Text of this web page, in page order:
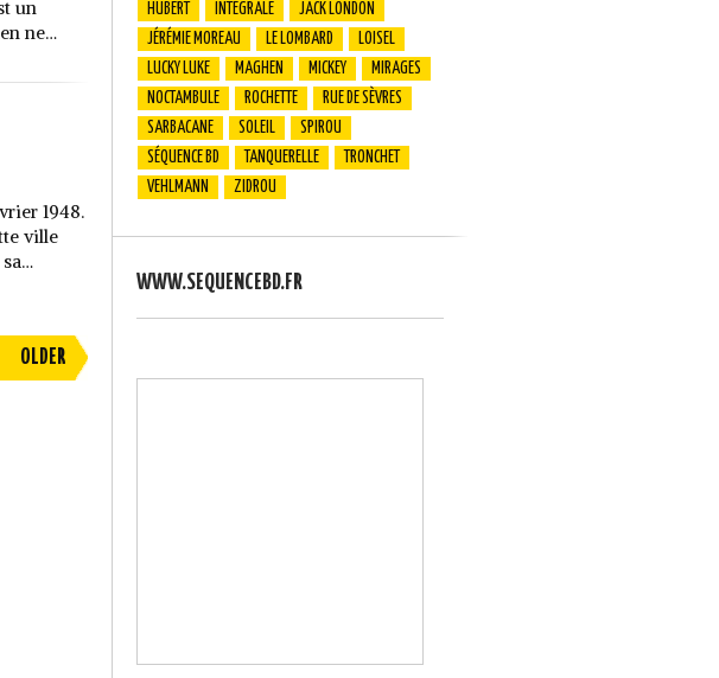
un
ne…
1948.
ville
OLDER
HUBERT
INTÉGRALE
JACK LONDON
JÉRÉMIE MOREAU
LE LOMBARD
LOISEL
LUCKY LUKE
MAGHEN MICKEY
MIRAGES
NOCTAMBULE
ROCHETTE
RUE DE SÈVRES
SARBACANE
SOLEIL
SPIROU
SÉQUENCE BD
TANQUERELLE
TRONCHET
VEHLMANN
ZIDROU
WWW.SEQUENCEBD.FR